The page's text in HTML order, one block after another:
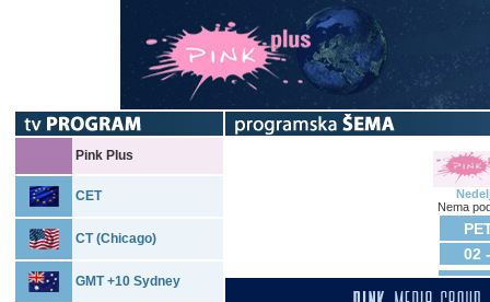
Pink Plus
CET
CT (Chicago)
GMT +10 Sydney
Nema
02